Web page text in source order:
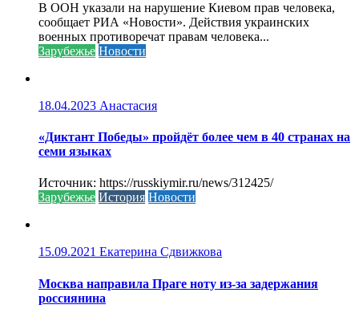
В ООН указали на нарушение Киевом прав человека,
сообщает РИА «Новости». Действия украинских
военных противоречат правам человека...
Зарубежье Новости
18.04.2023 Анастасия
«Диктант Победы» пройдёт более чем в 40 странах на
семи языках
Источник: https://russkiymir.ru/news/312425/
Зарубежье История Новости
15.09.2021 Екатерина Сдвижкова
Москва направила Праге ноту из-за задержания
россиянина